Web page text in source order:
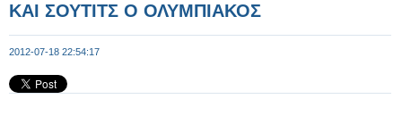
ΚΑΙ ΣΟΥΤΙΤΣ Ο ΟΛΥΜΠΙΑΚΟΣ
2012-07-18 22:54:17